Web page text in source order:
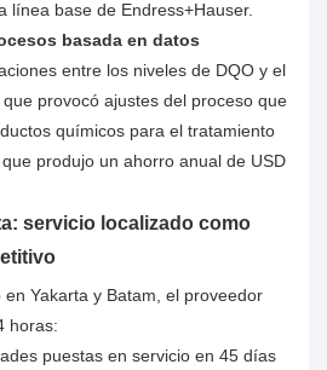
línea base de Endress+Hauser.
basada en datos
entre los niveles de DQO y el
provocó ajustes del proceso que
químicos para el tratamiento
produjo un ahorro anual de USD
servicio localizado como
Yakarta y Batam, el proveedor
horas:
puestas en servicio en 45 días